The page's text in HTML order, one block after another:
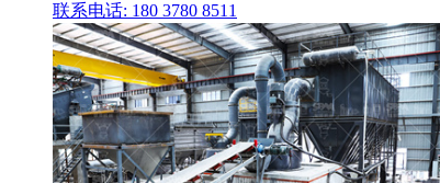
联系电话: 180 3780 8511